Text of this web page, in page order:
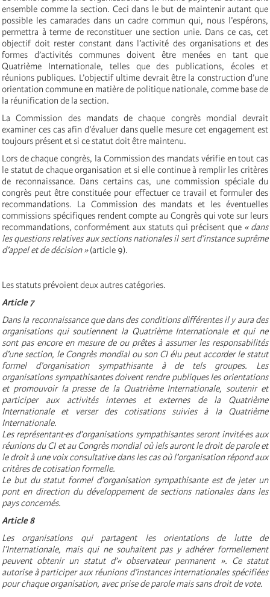
ensemble comme la section. Ceci dans le but de maintenir autant que
possible les camarades dans un cadre commun qui, nous l’espérons,
permettra à terme de reconstituer une section unie. Dans ce cas, cet
objectif doit rester constant dans l’activité des organisations et des
formes d’activités communes doivent être menées en tant que
Quatrième Internationale, telles que des publications, écoles et
réunions publiques. L’objectif ultime devrait être la construction d’une
orientation commune en matière de politique nationale, comme base de
la réunification de la section.
La Commission des mandats de chaque congrès mondial devrait
examiner ces cas afin d’évaluer dans quelle mesure cet engagement est
toujours présent et si ce statut doit être maintenu.
Lors de chaque congrès, la Commission des mandats vérifie en tout cas
le statut de chaque organisation et si elle continue à remplir les critères
de reconnaissance. Dans certains cas, une commission spéciale du
congrès peut être constituée pour effectuer ce travail et formuler des
recommandations. La Commission des mandats et les éventuelles
commissions spécifiques rendent compte au Congrès qui vote sur leurs
recommandations, conformément aux statuts qui précisent que « dans
les questions relatives aux sections nationales il sert d’instance suprême
d’appel et de décision »(article 9).
Les statuts prévoient deux autres catégories.
Article 7
Dans la reconnaissance que dans des conditions différentes il y aura des
organisations qui soutiennent la Quatrième Internationale et qui ne
sont pas encore en mesure de ou prêtes à assumer les responsabilités
d’une section, le Congrès mondial ou son CI élu peut accorder le statut
formel d’organisation sympathisante à de tels groupes. Les
organisations sympathisantes doivent rendre publiques les orientations
et promouvoir la presse de la Quatrième Internationale, soutenir et
participer aux activités internes et externes de la Quatrième
Internationale et verser des cotisations suivies à la Quatrième
Internationale.
Les représentant·es d’organisations sympathisantes seront invité·es aux
réunions du CI et au Congrès mondial où iels auront le droit de parole et
le droit à une voix consultative dans les cas où l’organisation répond aux
critères de cotisation formelle.
Le but du statut formel d’organisation sympathisante est de jeter un
pont en direction du développement de sections nationales dans les
pays concernés.
Article 8
Les organisations qui partagent les orientations de lutte de
l’Internationale, mais qui ne souhaitent pas y adhérer formellement
peuvent obtenir un statut d’« observateur permanent ». Ce statut
autorise à participer aux réunions d’instances internationales spécifiées
pour chaque organisation, avec prise de parole mais sans droit de vote.